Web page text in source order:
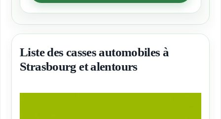
Liste des casses automobiles à
Strasbourg et alentours